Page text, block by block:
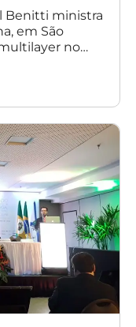
Benitti ministra
em São
no
com esta
Alberto